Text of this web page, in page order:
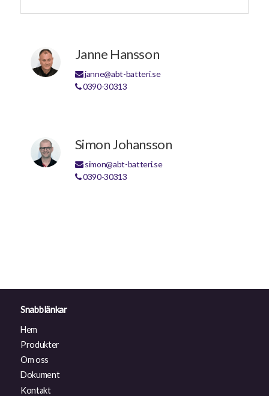
Janne Hansson
janne@abt-batteri.se
0390-30313
Simon Johansson
simon@abt-batteri.se
0390-30313
Snabblänkar
Hem
Produkter
Om oss
Dokument
Kontakt